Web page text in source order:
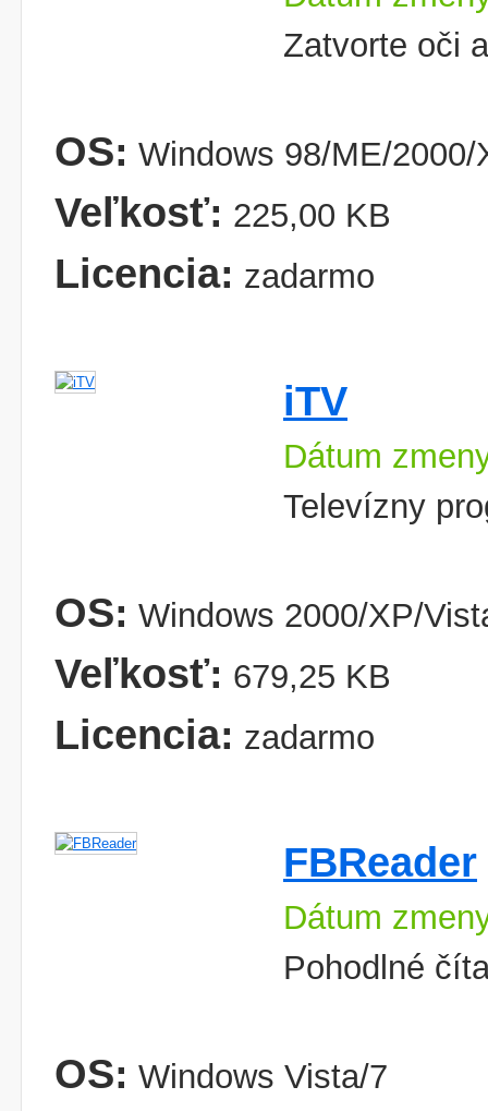
Zatvorte oči
OS: Windows 98/ME/2000/
Veľkosť: 225,00 KB
Licencia: zadarmo
iTV
Dátum
Televízny
OS: Windows 2000/XP/
Veľkosť: 679,25 KB
Licencia: zadarmo
FBReader
Dátum
Pohodlné
OS: Windows Vista/7